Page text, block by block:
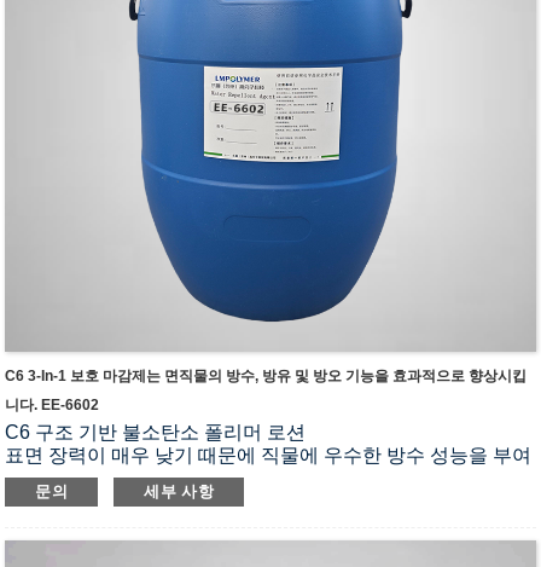
C6 3-In-1 보호 마감제는 면직물의 방수, 방유 및 방오 기능을 효과적으로 향상시킵
니다. EE-6602
C6 구조 기반 불소탄소 폴리머 로션
표면 장력이 매우 낮기 때문에 직물에 우수한 방수 성능을 부여
할 수 있습니다.
작동 유체에 대한 우수한 적응성, 지속적이고 안정적인 공정 처
일정 수준의 방수성을 가지고 있습니다.
문의 세부 사항